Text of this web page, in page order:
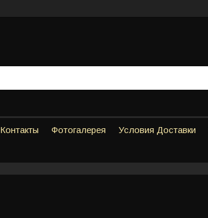
Контакты Фотогалерея Условия Доставки